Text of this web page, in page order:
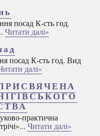
посад К-сть год.
Читати далі»
посад К-сть год. Вид
далі»
практична
Читати далі»